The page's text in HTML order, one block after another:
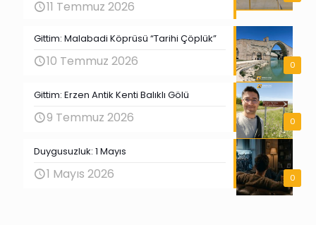
11 Temmuz 2026
0
Gittim: Malabadi Köprüsü “Tarihi Çöplük”
10 Temmuz 2026
0
Gittim: Erzen Antik Kenti Balıklı Gölü
9 Temmuz 2026
0
Duygusuzluk: 1 Mayıs
1 Mayıs 2026